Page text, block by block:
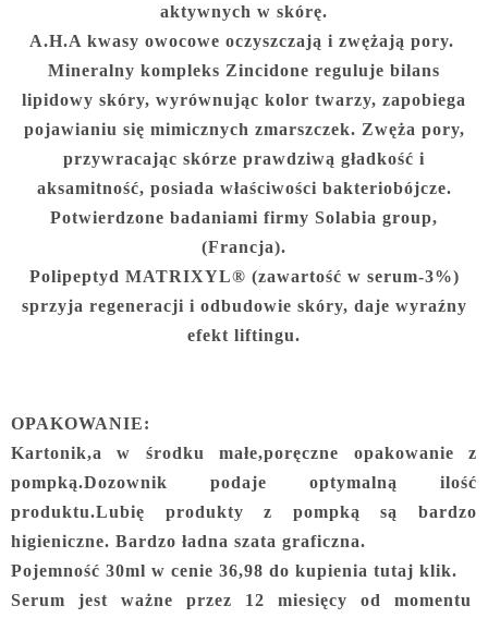
aktywnych w skórę.
A.H.A kwasy owocowe oczyszczają i zwężają pory.
Mineralny kompleks Zincidone reguluje bilans
lipidowy skóry, wyrównując kolor twarzy, zapobiega
pojawianiu się mimicznych zmarszczek. Zwęża pory,
przywracając skórze prawdziwą gładkość i
aksamitność, posiada właściwości bakteriobójcze.
Potwierdzone badaniami firmy Solabia group,
(Francja).
Polipeptyd MATRIXYL® (zawartość w serum-3%)
sprzyja regeneracji i odbudowie skóry, daje wyraźny
efekt liftingu.
OPAKOWANIE:
Kartonik,a w środku małe,poręczne opakowanie z
pompką.Dozownik podaje optymalną ilość
produktu.Lubię produkty z pompką są bardzo
higieniczne. Bardzo ładna szata graficzna.
Pojemność 30ml w cenie 36,98 do kupienia tutaj klik.
Serum jest ważne przez 12 miesięcy od momentu